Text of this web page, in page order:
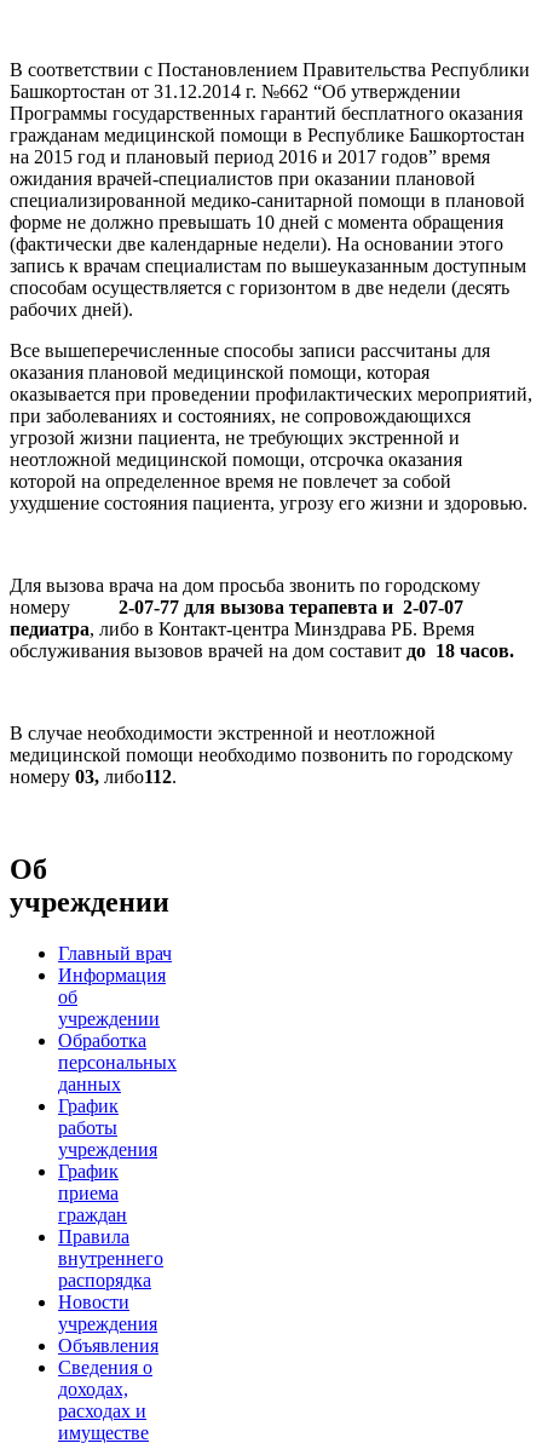
В соответствии с Постановлением Правительства Республики
Башкортостан от 31.12.2014 г. №662 “Об утверждении
Программы государственных гарантий бесплатного оказания
гражданам медицинской помощи в Республике Башкортостан
на 2015 год и плановый период 2016 и 2017 годов” время
ожидания врачей-специалистов при оказании плановой
специализированной медико-санитарной помощи в плановой
форме не должно превышать 10 дней с момента обращения
(фактически две календарные недели). На основании этого
запись к врачам специалистам по вышеуказанным доступным
способам осуществляется с горизонтом в две недели (десять
рабочих дней).
Все вышеперечисленные способы записи рассчитаны для
оказания плановой медицинской помощи, которая
оказывается при проведении профилактических мероприятий,
при заболеваниях и состояниях, не сопровождающихся
угрозой жизни пациента, не требующих экстренной и
неотложной медицинской помощи, отсрочка оказания
которой на определенное время не повлечет за собой
ухудшение состояния пациента, угрозу его жизни и здоровью.
Для вызова врача на дом просьба звонить по городскому
номеру 2-07-77 для вызова терапевта и 2-07-07
педиатра, либо в Контакт-центра Минздрава РБ. Время
обслуживания вызовов врачей на дом составит до 18 часов.
В случае необходимости экстренной и неотложной
медицинской помощи необходимо позвонить по городскому
номеру 03, либо112.
Об
учреждении
Главный врач
Информация
об
учреждении
Обработка
персональных
данных
График
работы
учреждения
График
приема
граждан
Правила
внутреннего
распорядка
Новости
учреждения
Объявления
Сведения о
доходах,
расходах и
имуществе